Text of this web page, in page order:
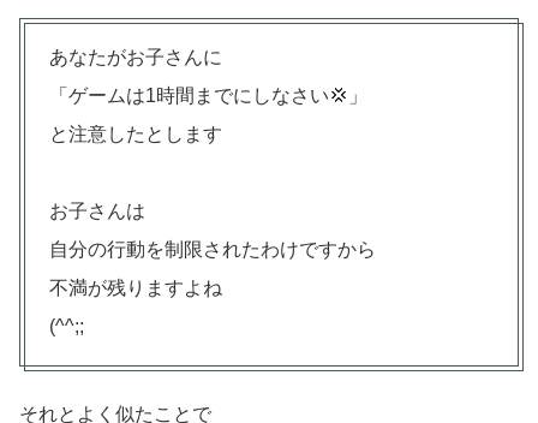
あなたがお子さんに
「ゲームは1時間までにしなさい💢」
と注意したとします
お子さんは
自分の行動を制限されたわけですから
不満が残りますよね
(^^;;
それとよく似たことで